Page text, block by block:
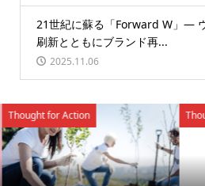
21世紀に蘇る「Forward W」―
刷新とともにブランド再...
2025.11.06
Thought for Action